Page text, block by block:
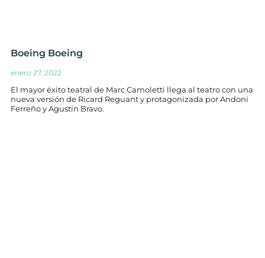
Boeing Boeing
enero 27, 2022
El mayor éxito teatral de Marc Camoletti llega al teatro con una
nueva versión de Ricard Reguant y protagonizada por Andoni
Ferreño y Agustín Bravo.